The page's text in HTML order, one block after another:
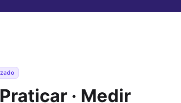
· Medir